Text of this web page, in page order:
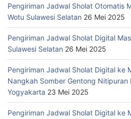
Pengiriman Jadwal Sholat Otomatis
Wotu Sulawesi Selatan 26 Mei 2025
Pengiriman Jadwal Sholat Digital
Sulawesi Selatan 26 Mei 2025
Pengiriman Jadwal Sholat Digital ke
Nangkah Somber Gentong
Yogyakarta 23 Mei 2025
Pengiriman Jadwal Sholat Digital ke